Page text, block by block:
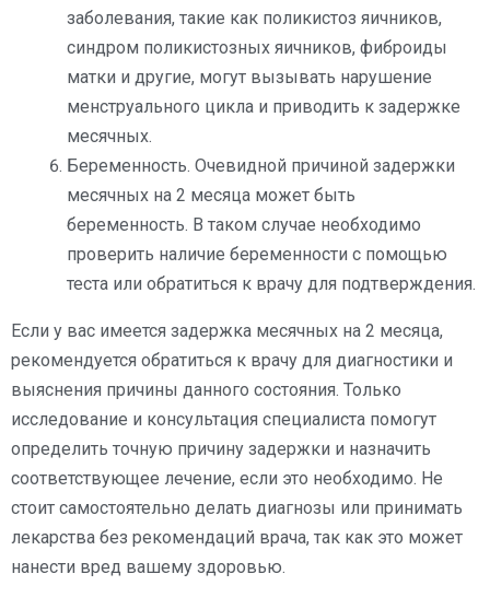
заболевания, такие как поликистоз яичников,
синдром поликистозных яичников, фиброиды
матки и другие, могут вызывать нарушение
менструального цикла и приводить к задержке
месячных.
Беременность. Очевидной причиной задержки
месячных на 2 месяца может быть
беременность. В таком случае необходимо
проверить наличие беременности с помощью
теста или обратиться к врачу для подтверждения.
Если у вас имеется задержка месячных на 2 месяца,
рекомендуется обратиться к врачу для диагностики и
выяснения причины данного состояния. Только
исследование и консультация специалиста помогут
определить точную причину задержки и назначить
соответствующее лечение, если это необходимо. Не
стоит самостоятельно делать диагнозы или принимать
лекарства без рекомендаций врача, так как это может
нанести вред вашему здоровью.